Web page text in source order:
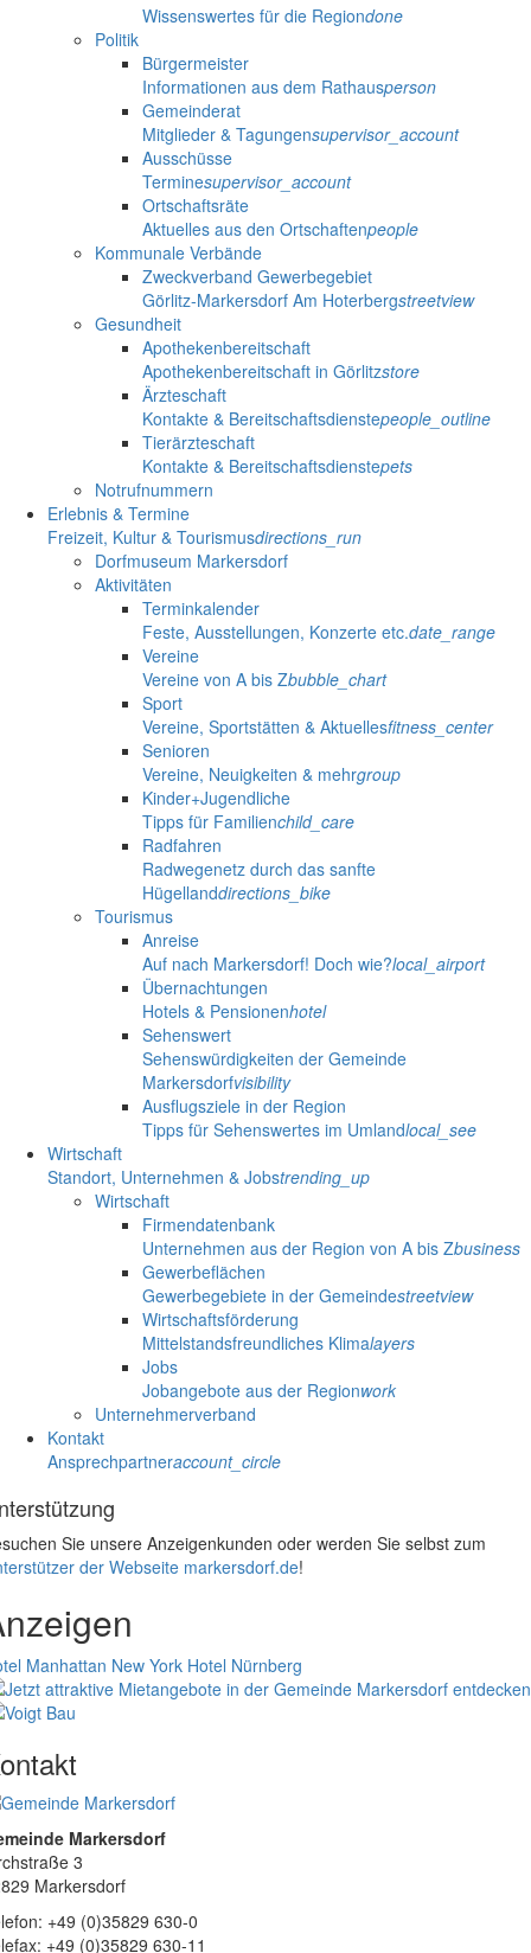
Wissenswertes für die Regiondone
Politik
Bürgermeister
Informationen aus dem Rathausperson
Gemeinderat
Mitglieder & Tagungensupervisor_account
Ausschüsse
Terminesupervisor_account
Ortschaftsräte
Aktuelles aus den Ortschaftenpeople
Kommunale Verbände
Zweckverband Gewerbegebiet
Görlitz-Markersdorf Am Hoterbergstreetview
Gesundheit
Apothekenbereitschaft
Apothekenbereitschaft in Görlitzstore
Ärzteschaft
Kontakte & Bereitschaftsdienstepeople_outline
Tierärzteschaft
Kontakte & Bereitschaftsdienstepets
Notrufnummern
Erlebnis & Termine
Freizeit, Kultur & Tourismusdirections_run
Dorfmuseum Markersdorf
Aktivitäten
Terminkalender
Feste, Ausstellungen, Konzerte etc.date_range
Vereine
Vereine von A bis Zbubble_chart
Sport
Vereine, Sportstätten & Aktuellesfitness_center
Senioren
Vereine, Neuigkeiten & mehrgroup
Kinder+Jugendliche
Tipps für Familienchild_care
Radfahren
Radwegenetz durch das sanfte
Hügellanddirections_bike
Tourismus
Anreise
Auf nach Markersdorf! Doch wie?local_airport
Übernachtungen
Hotels & Pensionenhotel
Sehenswert
Sehenswürdigkeiten der Gemeinde
Markersdorfvisibility
Ausflugsziele in der Region
Tipps für Sehenswertes im Umlandlocal_see
Wirtschaft
Standort, Unternehmen & Jobstrending_up
Wirtschaft
Firmendatenbank
Unternehmen aus der Region von A bis Zbusiness
Gewerbeflächen
Gewerbegebiete in der Gemeindestreetview
Wirtschaftsförderung
Mittelstandsfreundliches Klimalayers
Jobs
Jobangebote aus der Regionwork
Unternehmerverband
Kontakt
Ansprechpartneraccount_circle
Sie unsere Anzeigenkunden oder werden Sie selbst zum
der Webseite markersdorf.de!
Manhattan New York Hotel Nürnberg
Markersdorf
3
Markersdorf
+49 (0)35829 630-0
+49 (0)35829 630-11